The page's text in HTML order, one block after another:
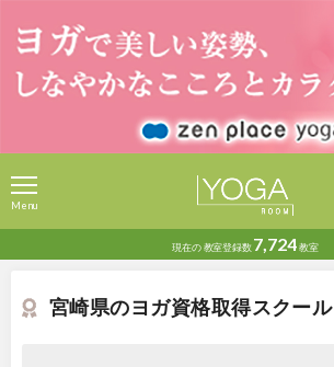
現在の教室登録数 7,724教室
Menu
宮崎県のヨガ資格取得スクール